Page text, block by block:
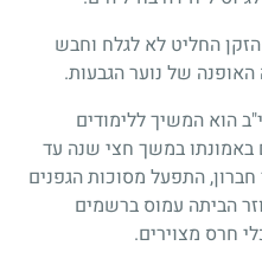
החליט לא לגלח וחבש
האופנה של נוער הגבעות.
הוא המשיך ללימודים
באמונתו במשך חצי שנה עד
התפעל מסוכות הגפנים
הביתה עמוס ברשמים
חרס מצוירים.